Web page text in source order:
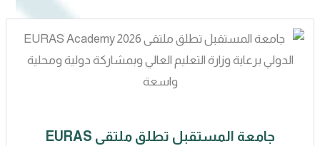
جامعة المستقبل تطلق ملتقى EURAS